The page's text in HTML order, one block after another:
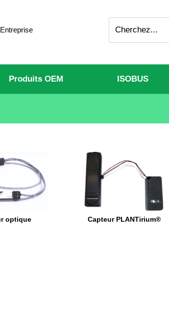
Entreprise
Produits OEM ISOBUS
optique Capteur PLANTirium®